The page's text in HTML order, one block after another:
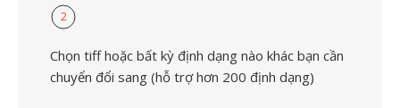
2
Chọn tiff hoặc bất kỳ định dạng nào khác bạn cần
chuyển đổi sang (hỗ trợ hơn 200 định dạng)